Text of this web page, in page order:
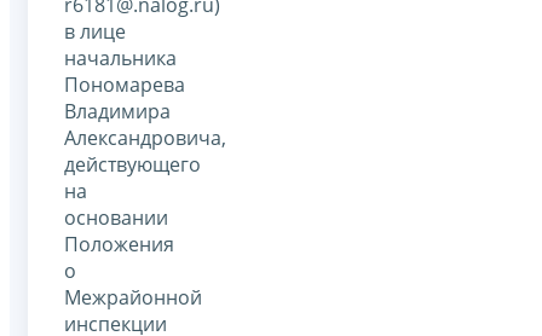
в лице
начальника
Пономарева
Владимира
Александровича,
действующего
на
основании
Положения
о
Межрайонной
инспекции